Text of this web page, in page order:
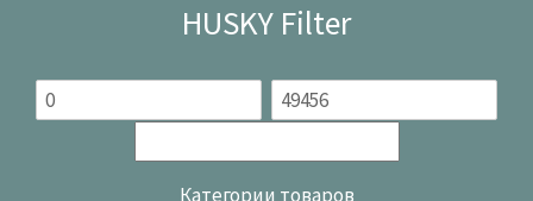
HUSKY Filter
Категории товаров